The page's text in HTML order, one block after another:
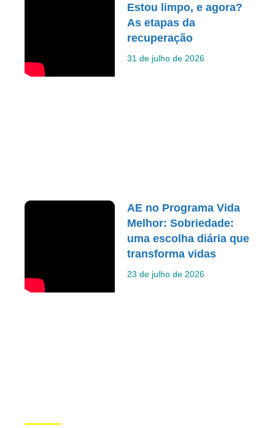
Estou limpo, e agora?
As etapas da
recuperação
31 de julho de 2026
AE no Programa Vida
Melhor: Sobriedade:
uma escolha diária que
transforma vidas
23 de julho de 2026